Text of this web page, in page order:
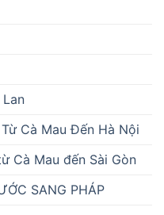
Cà Mau Đến Hà Nội
Cà Mau đến Sài Gòn
SANG PHÁP